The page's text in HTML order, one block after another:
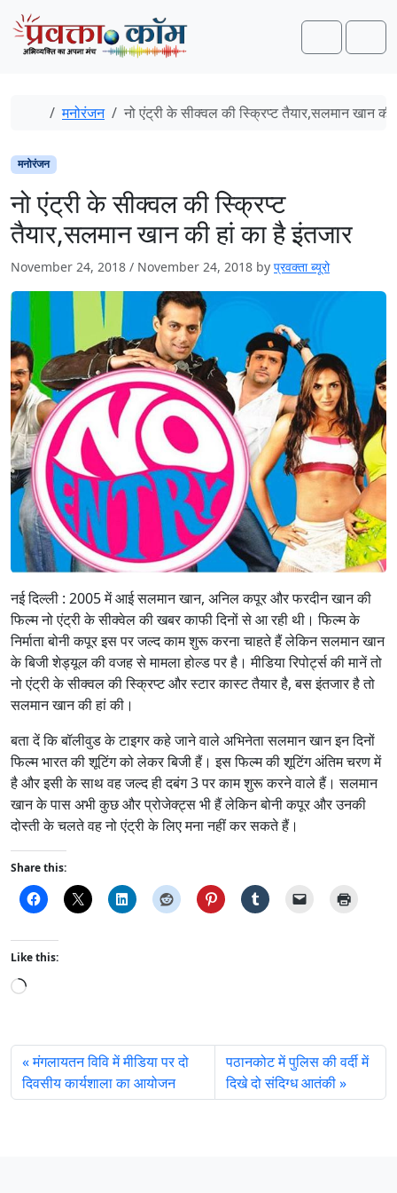
Skip to content
Skip to footer
Search
Home
मनोरंजन नो एंट्री के सीक्वल की स्क्रिप्ट तैयार,सलमान खान की
मनोरंजन
नो एंट्री के सीक्वल की स्क्रिप्ट
तैयार,सलमान खान की हां का है इंतजार
November 24, 2018 / November 24, 2018 by प्रवक्ता ब्यूरो
नई दिल्ली : 2005 में आई सलमान खान, अनिल कपूर और फरदीन खान की
फ‍िल्‍म नो एंट्री के सीक्‍वेल की खबर काफी द‍िनों से आ रही थी। फ‍िल्‍म के
न‍िर्माता बोनी कपूर इस पर जल्‍द काम शुरू करना चाहते हैं लेकिन सलमान खान
के बिजी शेड्यूल की वजह से मामला होल्‍ड पर है। मीडिया र‍िपोर्ट्स की मानें तो
नो एंट्री के सीक्वल की स्क्रिप्ट और स्टार कास्ट तैयार है, बस इंतजार है तो
सलमान खान की हां की।
बता दें कि बॉलीवुड के टाइगर कहे जाने वाले अभिनेता सलमान खान इन दिनों
फ‍िल्‍म भारत की शूट‍िंग को लेकर बिजी हैं। इस फ‍िल्‍म की शूटिंग अंतिम चरण में
है और इसी के साथ वह जल्‍द ही दबंग 3 पर काम शुरू करने वाले हैं। सलमान
खान के पास अभी कुछ और प्रोजेक्‍ट्स भी हैं लेकिन बोनी कपूर और उनकी
दोस्‍ती के चलते वह नो एंट्री के लिए मना नहीं कर सकते हैं।
Share this:
Like this:
L
d
i
n
मंगलायतन विवि में मीडिया पर दो
दिवसीय कार्यशाला का आयोजन
पठानकोट में पुलिस की वर्दी में
दिखे दो संदिग्ध आतंकी